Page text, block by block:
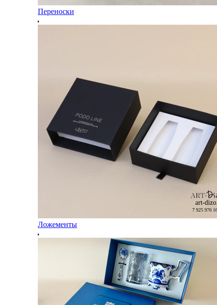
Переноски
Ложементы